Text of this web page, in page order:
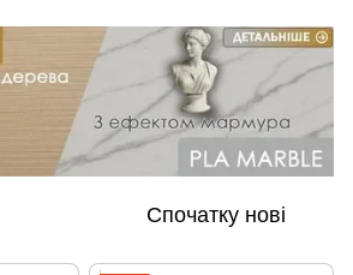
Спочатку нові